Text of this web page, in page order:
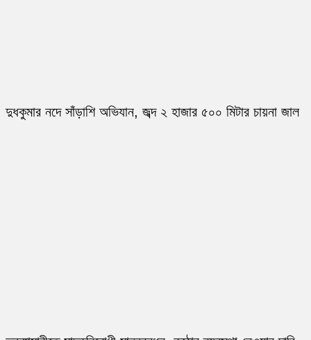
দুধকুমার নদে সাঁড়াশি অভিযান, জব্দ ২ হাজার ৫০০ মিটার চায়না জাল